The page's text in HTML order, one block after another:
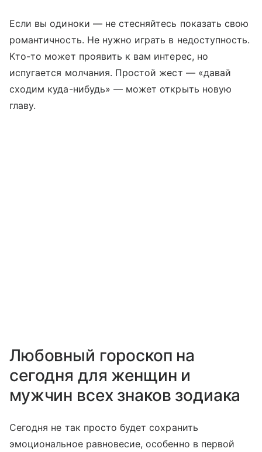
Если вы одиноки — не стесняйтесь показать свою
романтичность. Не нужно играть в недоступность.
Кто-то может проявить к вам интерес, но
испугается молчания. Простой жест — «давай
сходим куда-нибудь» — может открыть новую
главу.
Любовный гороскоп на
сегодня для женщин и
мужчин всех знаков зодиака
Сегодня не так просто будет сохранить
эмоциональное равновесие, особенно в первой